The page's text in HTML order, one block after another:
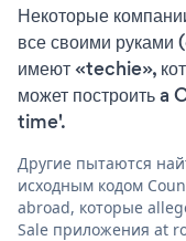
Некоторые
все своими
имеют «techie»,
может построить
time'.
Другие пытаются
исходным кодом
abroad, которые
Sale приложения at